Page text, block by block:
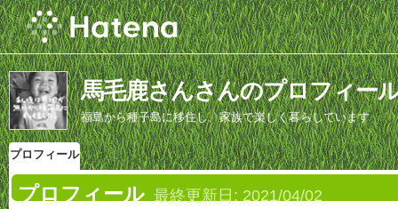
馬毛鹿さんさんのプロフィー
福島から種子島に移住し、家族で楽しく暮らしています
プロフィール
プロフィール 最終更新日: 2021/04/02